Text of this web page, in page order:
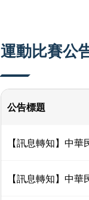
運動比賽公
公告標題
【訊息轉知】中
【訊息轉知】中